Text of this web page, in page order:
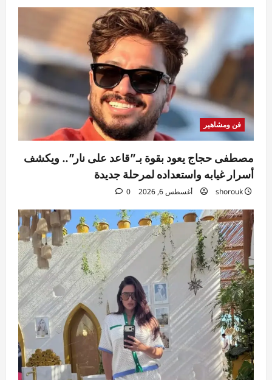
فن ومشاهير
مصطفى حجاج يعود بقوة بـ”قاعد على نار”.. ويكشف
أسرار غيابه واستعداده لمرحلة جديدة
shorouk أغسطس 6, 2026 0